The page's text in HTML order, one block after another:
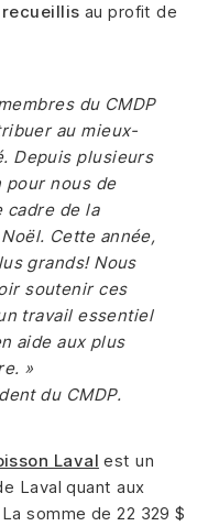
au profit de
du CMDP
au mieux-
Depuis plusieurs
pour nous de
cadre de la
Cette année,
grands! Nous
soutenir ces
travail essentiel
aide aux plus
»
du CMDP.
Laval est un
Laval quant aux
somme de 22 329 $